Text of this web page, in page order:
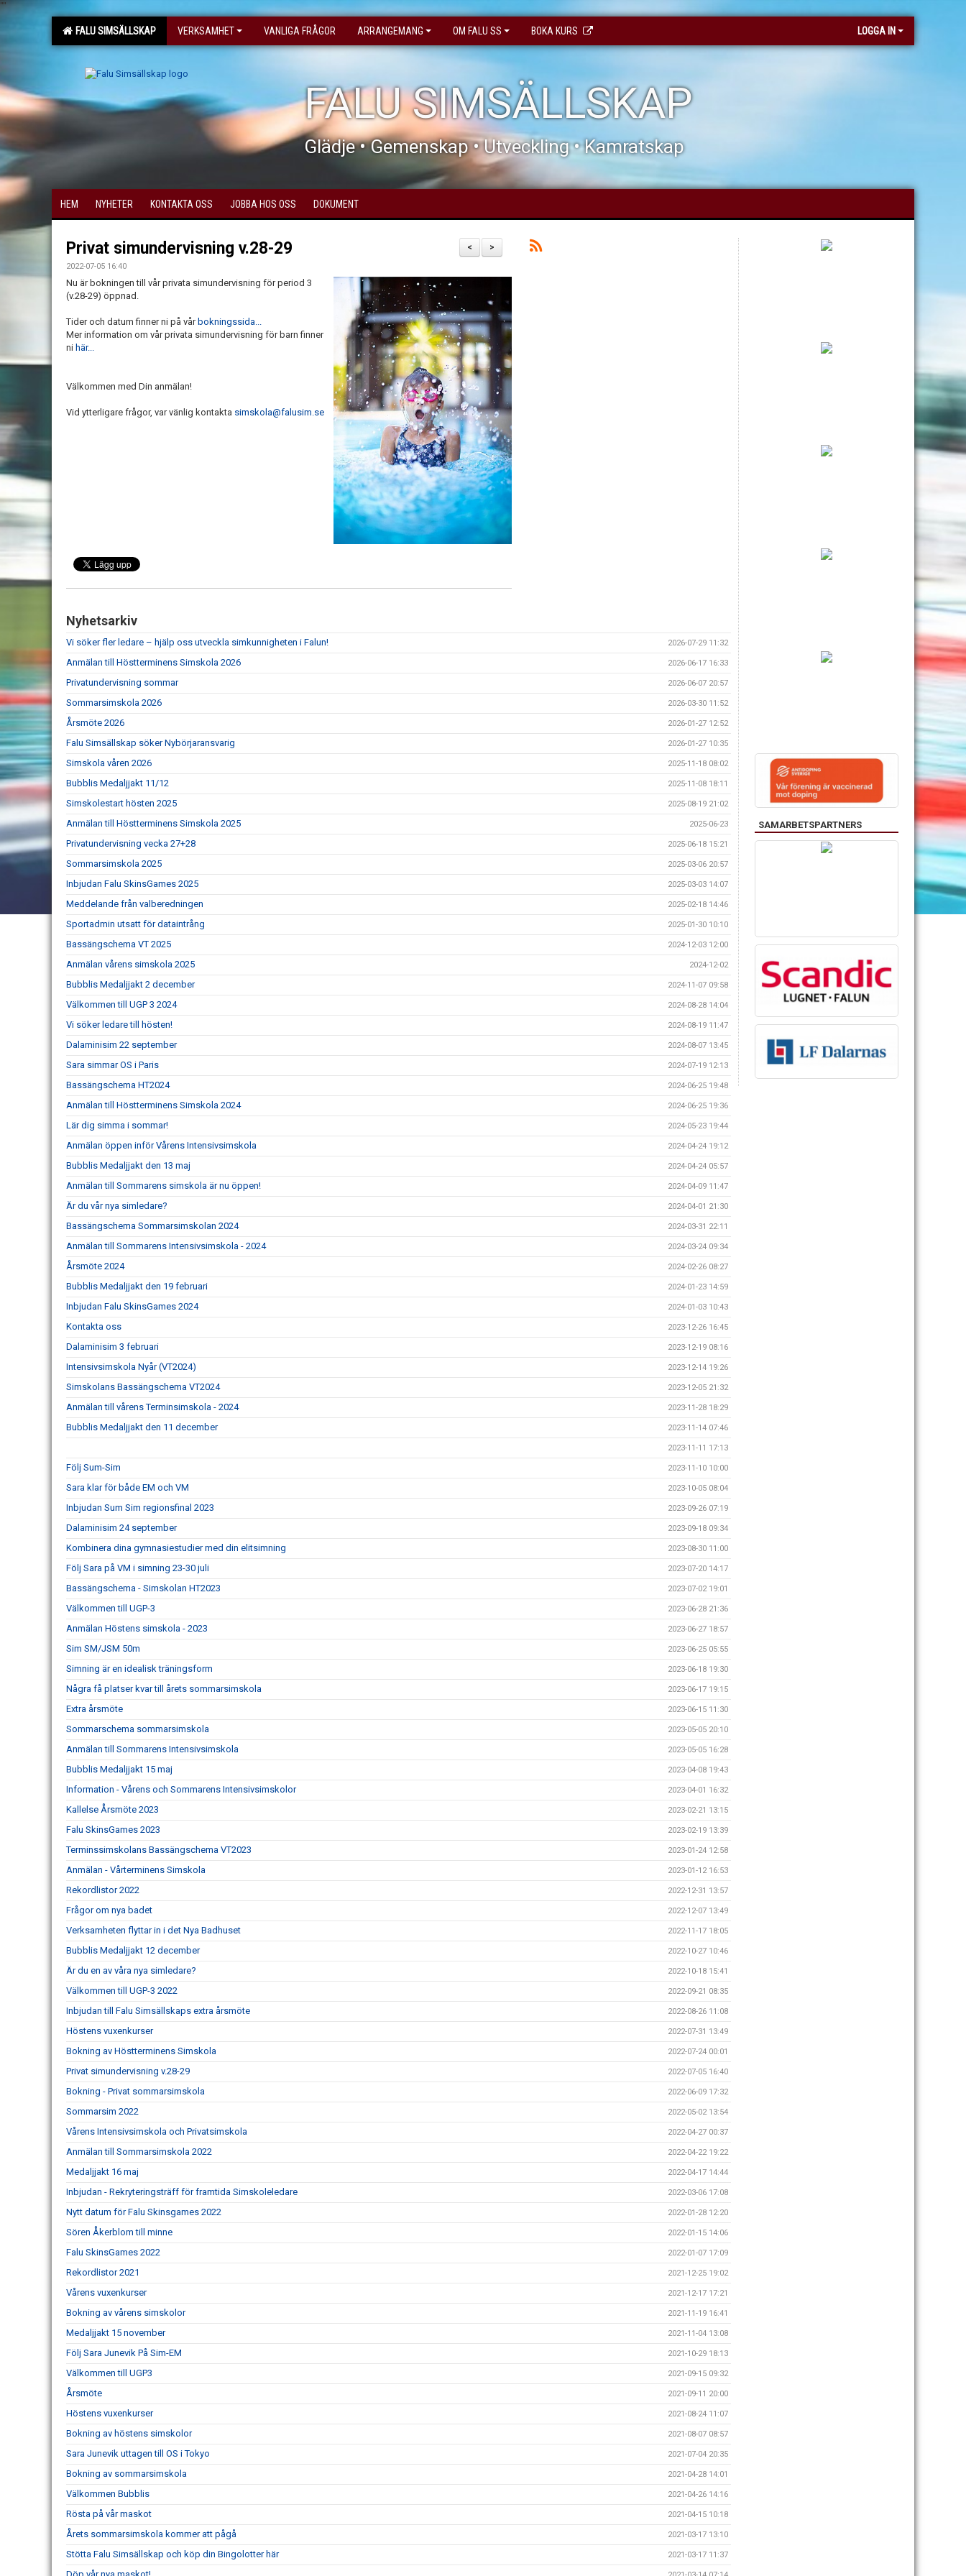
""
FALU SIMSÄLLSKAP VERKSAMHET VANLIGA FRÅGOR ARRANGEMANG OM FALU SS BOKA KURS LOGGA IN
FALU SIMSÄLLSKAP
Glädje • Gemenskap • Utveckling • Kamratskap
HEM NYHETER KONTAKTA OSS JOBBA HOS OSS DOKUMENT
>
<
Privat simundervisning v.28-29
2022-07-05 16:40
Nu är bokningen till vår privata simundervisning för period 3
(v.28-29) öppnad.
Tider och datum finner ni på vår bokningssida...
Mer information om vår privata simundervisning för barn finner
ni här...
Välkommen med Din anmälan!
Vid ytterligare frågor, var vänlig kontakta simskola@falusim.se
Nyhetsarkiv
Vi söker fler ledare – hjälp oss utveckla simkunnigheten i Falun! 2026-07-29 11:32
Anmälan till Höstterminens Simskola 2026 2026-06-17 16:33
Privatundervisning sommar 2026-06-07 20:57
Sommarsimskola 2026 2026-03-30 11:52
Årsmöte 2026 2026-01-27 12:52
Falu Simsällskap söker Nybörjaransvarig 2026-01-27 10:35
Simskola våren 2026 2025-11-18 08:02
Bubblis Medaljjakt 11/12 2025-11-08 18:11
Simskolestart hösten 2025 2025-08-19 21:02
Anmälan till Höstterminens Simskola 2025 2025-06-23
Privatundervisning vecka 27+28 2025-06-18 15:21
Sommarsimskola 2025 2025-03-06 20:57
Inbjudan Falu SkinsGames 2025 2025-03-03 14:07
Meddelande från valberedningen 2025-02-18 14:46
Sportadmin utsatt för dataintrång 2025-01-30 10:10
Bassängschema VT 2025 2024-12-03 12:00
Anmälan vårens simskola 2025 2024-12-02
Bubblis Medaljjakt 2 december 2024-11-07 09:58
Välkommen till UGP 3 2024 2024-08-28 14:04
Vi söker ledare till hösten! 2024-08-19 11:47
Dalaminisim 22 september 2024-08-07 13:45
Sara simmar OS i Paris 2024-07-19 12:13
Bassängschema HT2024 2024-06-25 19:48
Anmälan till Höstterminens Simskola 2024 2024-06-25 19:36
Lär dig simma i sommar! 2024-05-23 19:44
Anmälan öppen inför Vårens Intensivsimskola 2024-04-24 19:12
Bubblis Medaljjakt den 13 maj 2024-04-24 05:57
Anmälan till Sommarens simskola är nu öppen! 2024-04-09 11:47
Är du vår nya simledare? 2024-04-01 21:30
Bassängschema Sommarsimskolan 2024 2024-03-31 22:11
Anmälan till Sommarens Intensivsimskola - 2024 2024-03-24 09:34
Årsmöte 2024 2024-02-26 08:27
Bubblis Medaljjakt den 19 februari 2024-01-23 14:59
Inbjudan Falu SkinsGames 2024 2024-01-03 10:43
Kontakta oss 2023-12-26 16:45
Dalaminisim 3 februari 2023-12-19 08:16
Intensivsimskola Nyår (VT2024) 2023-12-14 19:26
Simskolans Bassängschema VT2024 2023-12-05 21:32
Anmälan till vårens Terminsimskola - 2024 2023-11-28 18:29
Bubblis Medaljjakt den 11 december 2023-11-14 07:46
2023-11-11 17:13
Följ Sum-Sim 2023-11-10 10:00
Sara klar för både EM och VM 2023-10-05 08:04
Inbjudan Sum Sim regionsfinal 2023 2023-09-26 07:19
Dalaminisim 24 september 2023-09-18 09:34
Kombinera dina gymnasiestudier med din elitsimning 2023-08-30 11:00
Följ Sara på VM i simning 23-30 juli 2023-07-20 14:17
Bassängschema - Simskolan HT2023 2023-07-02 19:01
Välkommen till UGP-3 2023-06-28 21:36
Anmälan Höstens simskola - 2023 2023-06-27 18:57
Sim SM/JSM 50m 2023-06-25 05:55
Simning är en idealisk träningsform 2023-06-18 19:30
Några få platser kvar till årets sommarsimskola 2023-06-17 19:15
Extra årsmöte 2023-06-15 11:30
Sommarschema sommarsimskola 2023-05-05 20:10
Anmälan till Sommarens Intensivsimskola 2023-05-05 16:28
Bubblis Medaljjakt 15 maj 2023-04-08 19:43
Information - Vårens och Sommarens Intensivsimskolor 2023-04-01 16:32
Kallelse Årsmöte 2023 2023-02-21 13:15
Falu SkinsGames 2023 2023-02-19 13:39
Terminssimskolans Bassängschema VT2023 2023-01-24 12:58
Anmälan - Vårterminens Simskola 2023-01-12 16:53
Rekordlistor 2022 2022-12-31 13:57
Frågor om nya badet 2022-12-07 13:49
Verksamheten flyttar in i det Nya Badhuset 2022-11-17 18:05
Bubblis Medaljjakt 12 december 2022-10-27 10:46
Är du en av våra nya simledare? 2022-10-18 15:41
Välkommen till UGP-3 2022 2022-09-21 08:35
Inbjudan till Falu Simsällskaps extra årsmöte 2022-08-26 11:08
Höstens vuxenkurser 2022-07-31 13:49
Bokning av Höstterminens Simskola 2022-07-24 00:01
Privat simundervisning v.28-29 2022-07-05 16:40
Bokning - Privat sommarsimskola 2022-06-09 17:32
Sommarsim 2022 2022-05-02 13:54
Vårens Intensivsimskola och Privatsimskola 2022-04-27 00:37
Anmälan till Sommarsimskola 2022 2022-04-22 19:22
Medaljjakt 16 maj 2022-04-17 14:44
Inbjudan - Rekryteringsträff för framtida Simskoleledare 2022-03-06 17:08
Nytt datum för Falu Skinsgames 2022 2022-01-28 12:20
Sören Åkerblom till minne 2022-01-15 14:06
Falu SkinsGames 2022 2022-01-07 17:09
Rekordlistor 2021 2021-12-25 19:02
Vårens vuxenkurser 2021-12-17 17:21
Bokning av vårens simskolor 2021-11-19 16:41
Medaljjakt 15 november 2021-11-04 13:08
Följ Sara Junevik På Sim-EM 2021-10-29 18:13
Välkommen till UGP3 2021-09-15 09:32
Årsmöte 2021-09-11 20:00
Höstens vuxenkurser 2021-08-24 11:07
Bokning av höstens simskolor 2021-08-07 08:57
Sara Junevik uttagen till OS i Tokyo 2021-07-04 20:35
Bokning av sommarsimskola 2021-04-28 14:01
Välkommen Bubblis 2021-04-26 14:16
Rösta på vår maskot 2021-04-15 10:18
Årets sommarsimskola kommer att pågå 2021-03-17 13:10
Stötta Falu Simsällskap och köp din Bingolotter här 2021-03-17 11:37
SAMARBETSPARTNERS